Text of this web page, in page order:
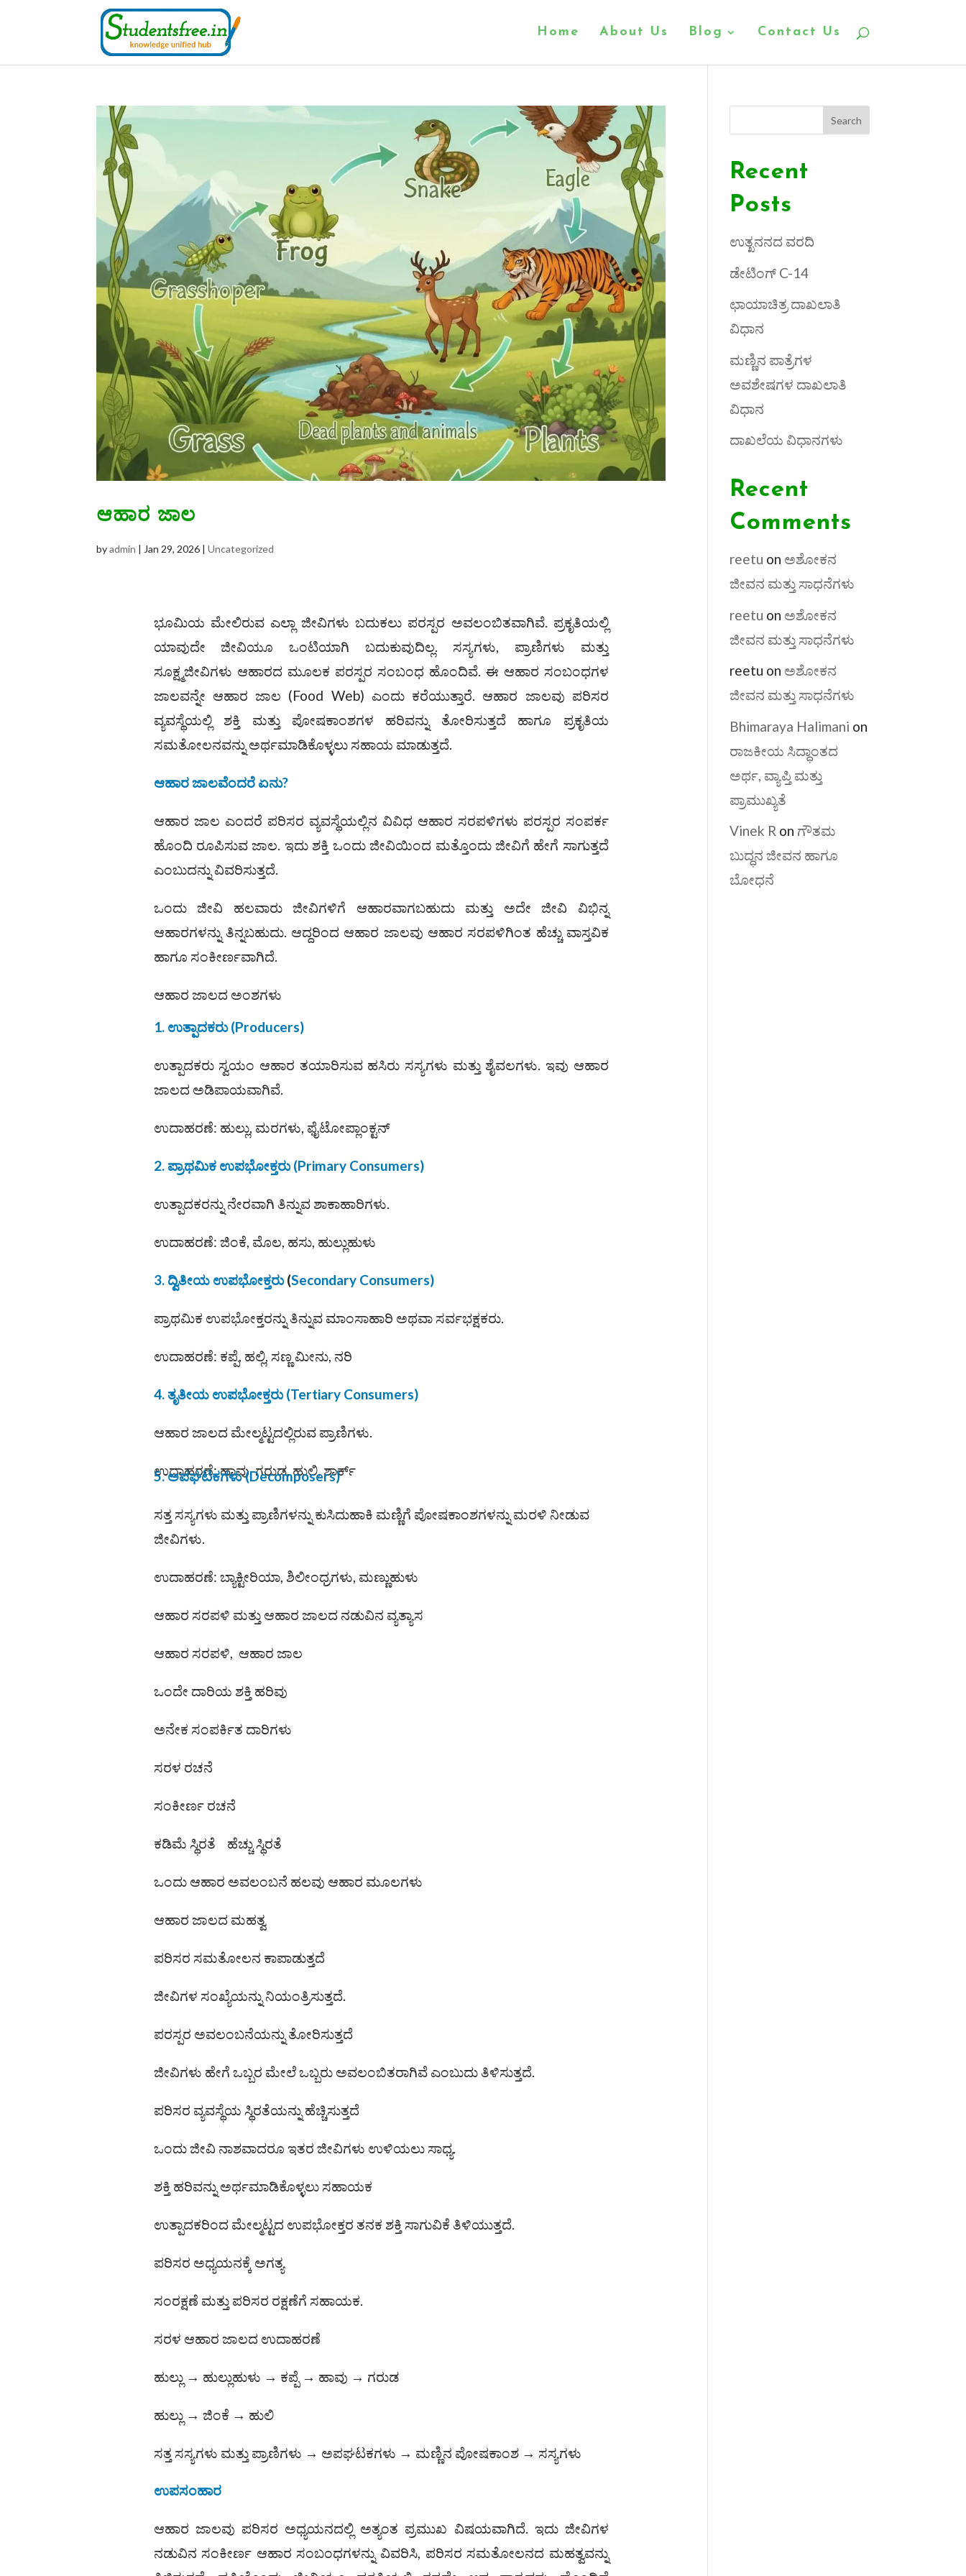
Home About Us Blog Contact Us
ಆಹಾರ ಜಾಲ
byadmin | Jan 29, 2026 |Uncategorized
ಭೂಮಿಯ ಮೇಲಿರುವ ಎಲ್ಲಾ ಜೀವಿಗಳು ಬದುಕಲು ಪರಸ್ಪರ ಅವಲಂಬಿತವಾಗಿವೆ. ಪ್ರಕೃತಿಯಲ್ಲಿ
ಯಾವುದೇ ಜೀವಿಯೂ ಒಂಟಿಯಾಗಿ ಬದುಕುವುದಿಲ್ಲ. ಸಸ್ಯಗಳು, ಪ್ರಾಣಿಗಳು ಮತ್ತು
ಸೂಕ್ಷ್ಮಜೀವಿಗಳು ಆಹಾರದ ಮೂಲಕ ಪರಸ್ಪರ ಸಂಬಂಧ ಹೊಂದಿವೆ. ಈ ಆಹಾರ ಸಂಬಂಧಗಳ
ಜಾಲವನ್ನೇ ಆಹಾರ ಜಾಲ (Food Web) ಎಂದು ಕರೆಯುತ್ತಾರೆ. ಆಹಾರ ಜಾಲವು ಪರಿಸರ
ವ್ಯವಸ್ಥೆಯಲ್ಲಿ ಶಕ್ತಿ ಮತ್ತು ಪೋಷಕಾಂಶಗಳ ಹರಿವನ್ನು ತೋರಿಸುತ್ತದೆ ಹಾಗೂ ಪ್ರಕೃತಿಯ
ಸಮತೋಲನವನ್ನು ಅರ್ಥಮಾಡಿಕೊಳ್ಳಲು ಸಹಾಯ ಮಾಡುತ್ತದೆ.
ಆಹಾರ ಜಾಲವೆಂದರೆ ಏನು?
ಆಹಾರ ಜಾಲ ಎಂದರೆ ಪರಿಸರ ವ್ಯವಸ್ಥೆಯಲ್ಲಿನ ವಿವಿಧ ಆಹಾರ ಸರಪಳಿಗಳು ಪರಸ್ಪರ ಸಂಪರ್ಕ
ಹೊಂದಿ ರೂಪಿಸುವ ಜಾಲ. ಇದು ಶಕ್ತಿ ಒಂದು ಜೀವಿಯಿಂದ ಮತ್ತೊಂದು ಜೀವಿಗೆ ಹೇಗೆ ಸಾಗುತ್ತದೆ
ಎಂಬುದನ್ನು ವಿವರಿಸುತ್ತದೆ.
ಒಂದು ಜೀವಿ ಹಲವಾರು ಜೀವಿಗಳಿಗೆ ಆಹಾರವಾಗಬಹುದು ಮತ್ತು ಅದೇ ಜೀವಿ ವಿಭಿನ್ನ
ಆಹಾರಗಳನ್ನು ತಿನ್ನಬಹುದು. ಆದ್ದರಿಂದ ಆಹಾರ ಜಾಲವು ಆಹಾರ ಸರಪಳಿಗಿಂತ ಹೆಚ್ಚು ವಾಸ್ತವಿಕ
ಹಾಗೂ ಸಂಕೀರ್ಣವಾಗಿದೆ.
ಆಹಾರ ಜಾಲದ ಅಂಶಗಳು
1. ಉತ್ಪಾದಕರು (Producers)
ಉತ್ಪಾದಕರು ಸ್ವಯಂ ಆಹಾರ ತಯಾರಿಸುವ ಹಸಿರು ಸಸ್ಯಗಳು ಮತ್ತು ಶೈವಲಗಳು. ಇವು ಆಹಾರ
ಜಾಲದ ಅಡಿಪಾಯವಾಗಿವೆ.
ಉದಾಹರಣೆ: ಹುಲ್ಲು, ಮರಗಳು, ಫೈಟೋಪ್ಲಾಂಕ್ಟನ್
2. ಪ್ರಾಥಮಿಕ ಉಪಭೋಕ್ತರು(Primary Consumers)
ಉತ್ಪಾದಕರನ್ನು ನೇರವಾಗಿ ತಿನ್ನುವ ಶಾಕಾಹಾರಿಗಳು.
ಉದಾಹರಣೆ: ಜಿಂಕೆ, ಮೊಲ, ಹಸು, ಹುಲ್ಲುಹುಳು
3. ದ್ವಿತೀಯ ಉಪಭೋಕ್ತರು(Secondary Consumers)
ಪ್ರಾಥಮಿಕ ಉಪಭೋಕ್ತರನ್ನು ತಿನ್ನುವ ಮಾಂಸಾಹಾರಿ ಅಥವಾ ಸರ್ವಭಕ್ಷಕರು.
ಉದಾಹರಣೆ: ಕಪ್ಪೆ, ಹಲ್ಲಿ, ಸಣ್ಣ ಮೀನು, ನರಿ
4. ತೃತೀಯ ಉಪಭೋಕ್ತರು(Tertiary Consumers)
ಆಹಾರ ಜಾಲದ ಮೇಲ್ಮಟ್ಟದಲ್ಲಿರುವ ಪ್ರಾಣಿಗಳು.
ಉದಾಹರಣೆ: ಹಾವು, ಗರುಡ, ಹುಲಿ, ಶಾರ್ಕ್
5. ಅಪಘಟಕಗಳು (Decomposers)
ಸತ್ತ ಸಸ್ಯಗಳು ಮತ್ತು ಪ್ರಾಣಿಗಳನ್ನು ಕುಸಿದುಹಾಕಿ ಮಣ್ಣಿಗೆ ಪೋಷಕಾಂಶಗಳನ್ನು ಮರಳಿ ನೀಡುವ
ಜೀವಿಗಳು.
ಉದಾಹರಣೆ: ಬ್ಯಾಕ್ಟೀರಿಯಾ, ಶಿಲೀಂಧ್ರಗಳು, ಮಣ್ಣುಹುಳು
ಆಹಾರ ಸರಪಳಿ ಮತ್ತು ಆಹಾರ ಜಾಲದ ನಡುವಿನ ವ್ಯತ್ಯಾಸ
ಆಹಾರ ಸರಪಳಿ, ಆಹಾರ ಜಾಲ
ಒಂದೇ ದಾರಿಯ ಶಕ್ತಿ ಹರಿವು
ಅನೇಕ ಸಂಪರ್ಕಿತ ದಾರಿಗಳು
ಸರಳ ರಚನೆ
ಸಂಕೀರ್ಣ ರಚನೆ
ಕಡಿಮೆ ಸ್ಥಿರತೆ ಹೆಚ್ಚು ಸ್ಥಿರತೆ
ಒಂದು ಆಹಾರ ಅವಲಂಬನೆ ಹಲವು ಆಹಾರ ಮೂಲಗಳು
ಆಹಾರ ಜಾಲದ ಮಹತ್ವ
ಪರಿಸರ ಸಮತೋಲನ ಕಾಪಾಡುತ್ತದೆ
ಜೀವಿಗಳ ಸಂಖ್ಯೆಯನ್ನು ನಿಯಂತ್ರಿಸುತ್ತದೆ.
ಪರಸ್ಪರ ಅವಲಂಬನೆಯನ್ನು ತೋರಿಸುತ್ತದೆ
ಜೀವಿಗಳು ಹೇಗೆ ಒಬ್ಬರ ಮೇಲೆ ಒಬ್ಬರು ಅವಲಂಬಿತರಾಗಿವೆ ಎಂಬುದು ತಿಳಿಸುತ್ತದೆ.
ಪರಿಸರ ವ್ಯವಸ್ಥೆಯ ಸ್ಥಿರತೆಯನ್ನು ಹೆಚ್ಚಿಸುತ್ತದೆ
ಒಂದು ಜೀವಿ ನಾಶವಾದರೂ ಇತರ ಜೀವಿಗಳು ಉಳಿಯಲು ಸಾಧ್ಯ.
ಶಕ್ತಿ ಹರಿವನ್ನು ಅರ್ಥಮಾಡಿಕೊಳ್ಳಲು ಸಹಾಯಕ
ಉತ್ಪಾದಕರಿಂದ ಮೇಲ್ಮಟ್ಟದ ಉಪಭೋಕ್ತರ ತನಕ ಶಕ್ತಿ ಸಾಗುವಿಕೆ ತಿಳಿಯುತ್ತದೆ.
ಪರಿಸರ ಅಧ್ಯಯನಕ್ಕೆ ಅಗತ್ಯ
ಸಂರಕ್ಷಣೆ ಮತ್ತು ಪರಿಸರ ರಕ್ಷಣೆಗೆ ಸಹಾಯಕ.
ಸರಳ ಆಹಾರ ಜಾಲದ ಉದಾಹರಣೆ
ಹುಲ್ಲು → ಹುಲ್ಲುಹುಳು → ಕಪ್ಪೆ → ಹಾವು → ಗರುಡ
ಹುಲ್ಲು → ಜಿಂಕೆ → ಹುಲಿ
ಸತ್ತ ಸಸ್ಯಗಳು ಮತ್ತು ಪ್ರಾಣಿಗಳು → ಅಪಘಟಕಗಳು → ಮಣ್ಣಿನ ಪೋಷಕಾಂಶ → ಸಸ್ಯಗಳು
ಉಪಸಂಹಾರ
ಆಹಾರ ಜಾಲವು ಪರಿಸರ ಅಧ್ಯಯನದಲ್ಲಿ ಅತ್ಯಂತ ಪ್ರಮುಖ ವಿಷಯವಾಗಿದೆ. ಇದು ಜೀವಿಗಳ
ನಡುವಿನ ಸಂಕೀರ್ಣ ಆಹಾರ ಸಂಬಂಧಗಳನ್ನು ವಿವರಿಸಿ, ಪರಿಸರ ಸಮತೋಲನದ ಮಹತ್ವವನ್ನು
Search
Recent
Posts
ಉತ್ಖನನದ ವರದಿ
ಡೇಟಿಂಗ್ C-14
ಛಾಯಾಚಿತ್ರ ದಾಖಲಾತಿ
ವಿಧಾನ
ಮಣ್ಣಿನ ಪಾತ್ರೆಗಳ
ಅವಶೇಷಗಳ ದಾಖಲಾತಿ
ವಿಧಾನ
ದಾಖಲೆಯ ವಿಧಾನಗಳು
Recent
Comments
reetu on ಅಶೋಕನ
ಜೀವನ ಮತ್ತು ಸಾಧನೆಗಳು
reetu on ಅಶೋಕನ
ಜೀವನ ಮತ್ತು ಸಾಧನೆಗಳು
reetu on ಅಶೋಕನ
ಜೀವನ ಮತ್ತು ಸಾಧನೆಗಳು
Bhimaraya Halimani on
ರಾಜಕೀಯ ಸಿದ್ಧಾಂತದ
ಅರ್ಥ, ವ್ಯಾಪ್ತಿ ಮತ್ತು
ಪ್ರಾಮುಖ್ಯತೆ
Vinek R on ಗೌತಮ
ಬುದ್ಧನ ಜೀವನ ಹಾಗೂ
ಬೋಧನೆ